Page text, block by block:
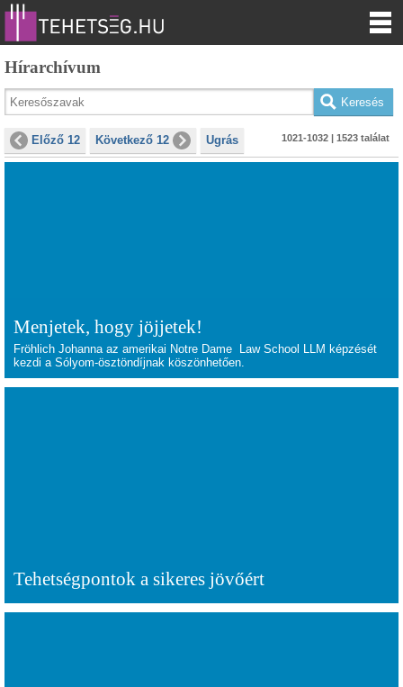
Hírarchívum
Előző 12 Következő 12 Ugrás 1021-1032 | 1523 találat
Menjetek, hogy jöjjetek!
Fröhlich Johanna az amerikai Notre Dame Law School LLM képzését
kezdi a Sólyom-ösztöndíjnak köszönhetően.
Tehetségpontok a sikeres jövőért